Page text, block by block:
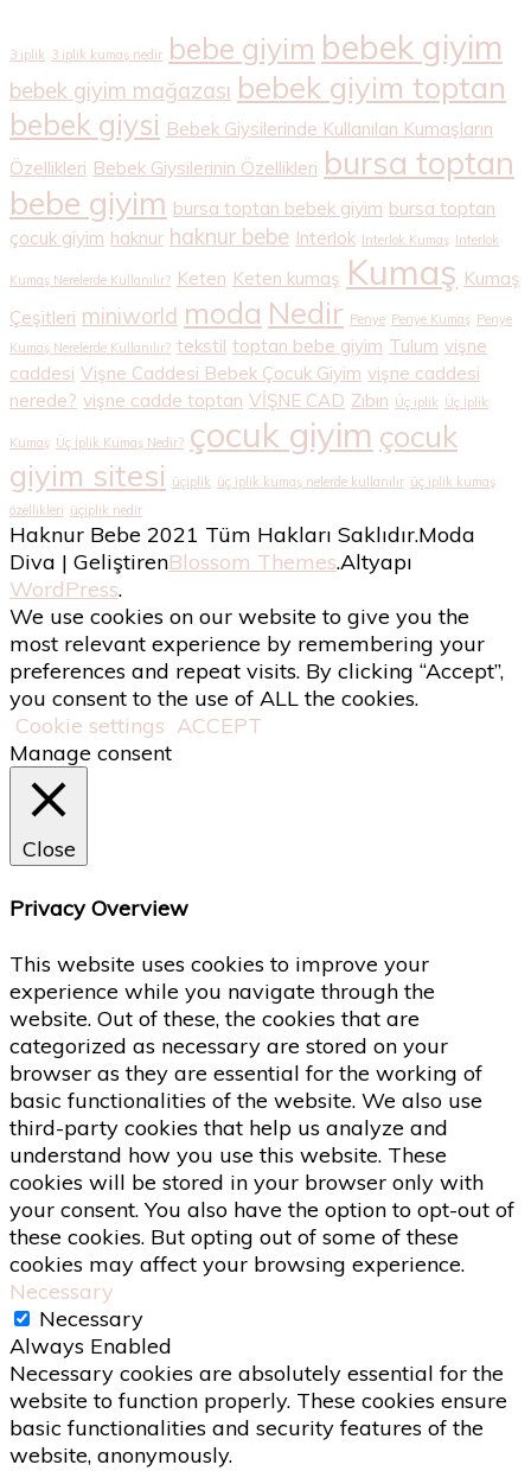
3 iplik 3 iplik kumaş nedir bebe giyim bebek giyim
bebek giyim mağazası bebek giyim toptan
bebek giysi Bebek Giysilerinde Kullanılan Kumaşların
Özellikleri Bebek Giysilerinin Özellikleri bursa toptan
bebe giyim bursa toptan bebek giyim bursa toptan
çocuk giyim haknur haknur bebe Interlok Interlok Kumaş Interlok
Kumaş Nerelerde Kullanılır? Keten Keten kumaş Kumaş Kumaş
Çeşitleri miniworld moda Nedir Penye Penye Kumaş Penye
Kumaş Nerelerde Kullanılır? tekstil toptan bebe giyim Tulum vişne
caddesi Vişne Caddesi Bebek Çocuk Giyim vişne caddesi
nerede? vişne cadde toptan VİŞNE CAD Zıbın Üç iplik Üç İplik
Kumaş Üç İplik Kumaş Nedir? çocuk giyim çocuk
giyim sitesi üçiplik üç iplik kumaş nelerde kullanılır üç iplik kumaş
özellikleri üçiplik nedir
Haknur Bebe 2021 Tüm Hakları Saklıdır.Moda
Diva | GeliştirenBlossom Themes.Altyapı
WordPress.
We use cookies on our website to give you the
most relevant experience by remembering your
preferences and repeat visits. By clicking “Accept”,
you consent to the use of ALL the cookies.
Cookie settings ACCEPT
Manage consent
Close
Privacy Overview
This website uses cookies to improve your
experience while you navigate through the
website. Out of these, the cookies that are
categorized as necessary are stored on your
browser as they are essential for the working of
basic functionalities of the website. We also use
third-party cookies that help us analyze and
understand how you use this website. These
cookies will be stored in your browser only with
your consent. You also have the option to opt-out of
these cookies. But opting out of some of these
cookies may affect your browsing experience.
Necessary
Necessary
Always Enabled
Necessary cookies are absolutely essential for the
website to function properly. These cookies ensure
basic functionalities and security features of the
website, anonymously.